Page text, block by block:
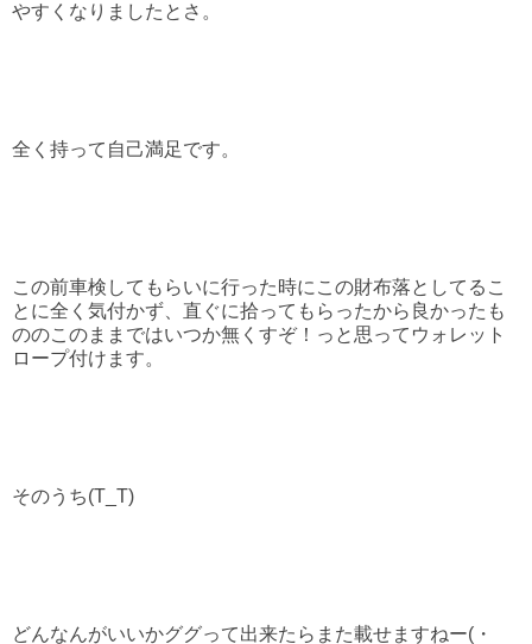
やすくなりましたとさ。
全く持って自己満足です。
この前車検してもらいに行った時にこの財布落としてるこ
とに全く気付かず、直ぐに拾ってもらったから良かったも
ののこのままではいつか無くすぞ！っと思ってウォレット
ロープ付けます。
そのうち(T_T)
どんなんがいいかググって出来たらまた載せますねー(・